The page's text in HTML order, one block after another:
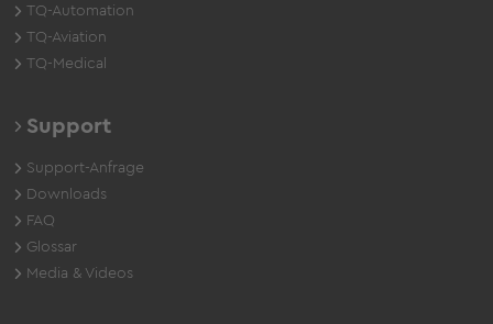
TQ-Automation
TQ-Aviation
TQ-Medical
Support
Support-Anfrage
Downloads
FAQ
Glossar
Media & Videos